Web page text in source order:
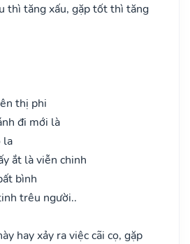
thì tăng xấu, gặp tốt thì tăng
thị phi
đi mới là
la
ắt là viễn chinh
bình
trêu người..
hay xảy ra việc cãi cọ, gặp